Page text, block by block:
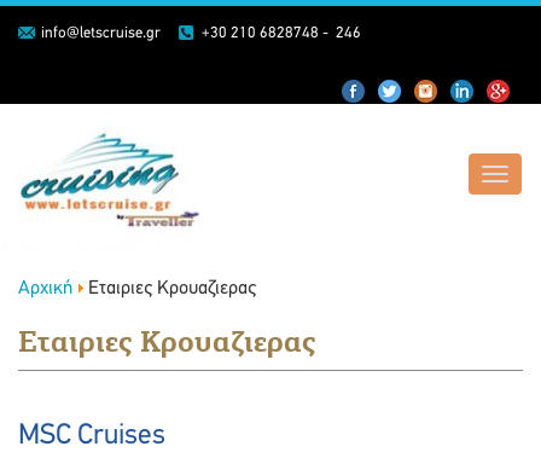
info@letscruise.gr +30 210 6828748 - 246
Αρχική Εταιριες Κρουαζιερας
Εταιριες Κρουαζιερας
MSC Cruises